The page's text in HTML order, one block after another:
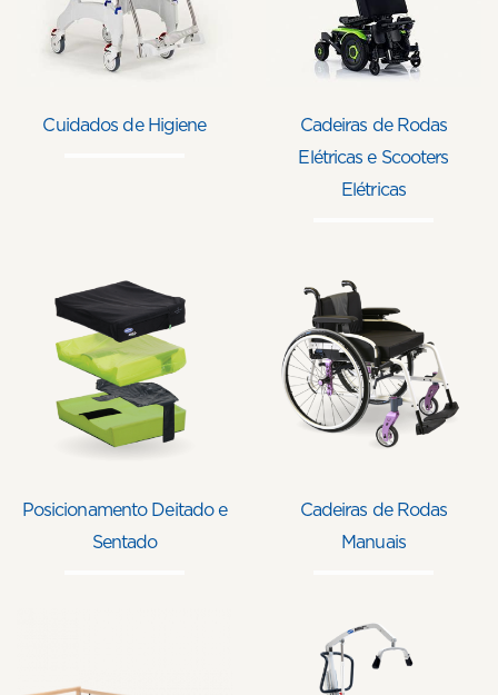
Cuidados de Higiene
Cadeiras de Rodas
Elétricas e Scooters
Elétricas
Posicionamento Deitado e
Sentado
Cadeiras de Rodas
Manuais